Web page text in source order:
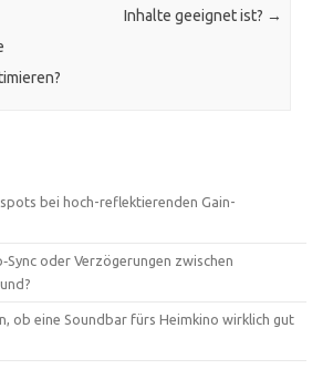
Inhalte geeignet ist? →
bei hoch-reflektierenden Gain-
oder Verzögerungen zwischen
ob eine Soundbar fürs Heimkino wirklich gut